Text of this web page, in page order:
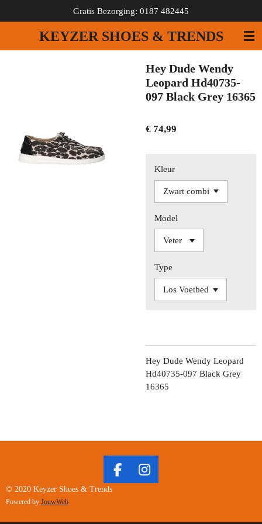
direct
de
KEYZER SHOES & TRENDS
Gratis Bezorging: 0187 482445
Hey Dude Wendy
Leopard Hd40735-
097 Black Grey 16365
€ 74,99
Kleur
Model
Type
Hey Dude Wendy Leopard
Hd40735-097 Black Grey
16365
F
I
© 2020 Keyzer Shoes & Trends
Powered by JouwWeb